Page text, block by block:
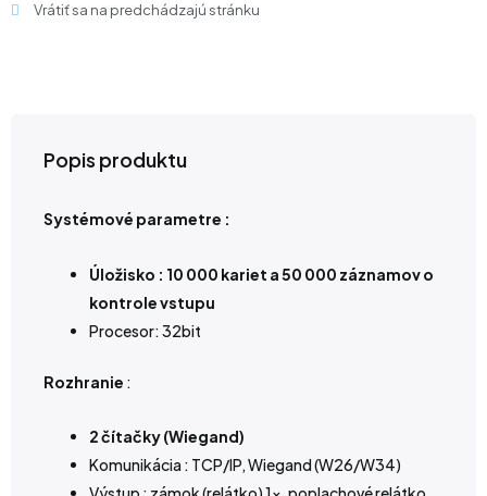
Vrátiť sa na predchádzajú stránku
Popis produktu
Systémové parametre :
Úložisko : 10 000 kariet a 50 000 záznamov o
kontrole vstupu
Procesor: 32bit
Rozhranie :
2 čítačky (Wiegand)
Komunikácia : TCP/IP, Wiegand (W26/W34)